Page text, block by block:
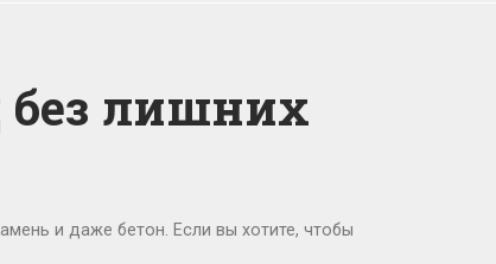
без лишних
и даже бетон. Если вы хотите, чтобы